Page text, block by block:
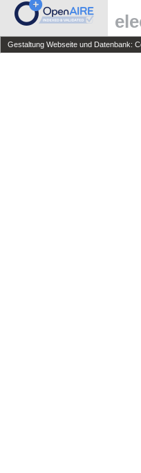
Gestaltung Webseite und Datenbank: